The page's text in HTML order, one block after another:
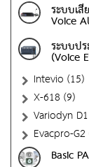
ระบบเ
Voice
ระบบปร
(Voice
Intevio (15)
X-618 (9)
Variodyn
Evacpro-
Basic